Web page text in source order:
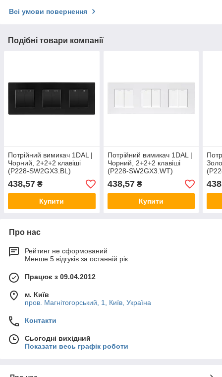
Всі умови повернення
Подібні товари компанії
Потрійний вимикач 1DAL |
Чорний, 2+2+2 клавіші
(P228-SW2GX3.BL)
438,57 ₴
Купити
Потрійний вимикач 1DAL |
Чорний, 2+2+2 клавіші
(P228-SW2GX3.WT)
438,57₴
Купити
Про нас
Рейтинг не сформований
Менше 5 відгуків за останній рік
Працює з 09.04.2012
м. Київ
пров. Магнітогорський, 1, Київ, Україна
Контакти
Сьогодні вихідний
Показати весь графік роботи